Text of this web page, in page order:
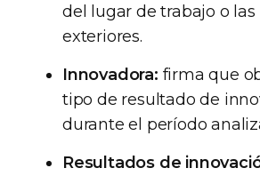
del lugar de trabajo o las
exteriores.
Innovadora: firma que
tipo de resultado de
durante el período
Resultados de